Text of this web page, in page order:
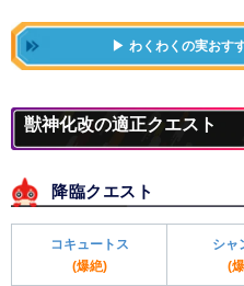
わくわくの実おす
獣神化改の適正クエスト
降臨クエスト
コキュートス
(爆絶)
シャ
(